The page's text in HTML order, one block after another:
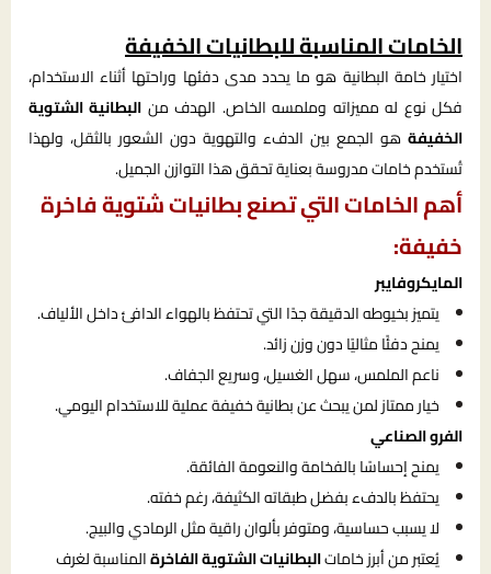
الخامات المناسبة للبطانيات الخفيفة
اختيار خامة البطانية هو ما يحدد مدى دفئها وراحتها أثناء الاستخدام،
فكل نوع له مميزاته وملمسه الخاص. الهدف من البطانية الشتوية
الخفيفة هو الجمع بين الدفء والتهوية دون الشعور بالثقل، ولهذا
تُستخدم خامات مدروسة بعناية تحقق هذا التوازن الجميل.
أهم الخامات التي تصنع بطانيات شتوية فاخرة
خفيفة:
المايكروفايبر
يتميز بخيوطه الدقيقة جدًا التي تحتفظ بالهواء الدافئ داخل الألياف.
يمنح دفئًا مثاليًا دون وزن زائد.
ناعم الملمس، سهل الغسيل، وسريع الجفاف.
خيار ممتاز لمن يبحث عن بطانية خفيفة عملية للاستخدام اليومي.
الفرو الصناعي
يمنح إحساسًا بالفخامة والنعومة الفائقة.
يحتفظ بالدفء بفضل طبقاته الكثيفة، رغم خفته.
لا يسبب حساسية، ومتوفر بألوان راقية مثل الرمادي والبيج.
يُعتبر من أبرز خاماتالبطانيات الشتوية الفاخرةالمناسبة لغرف